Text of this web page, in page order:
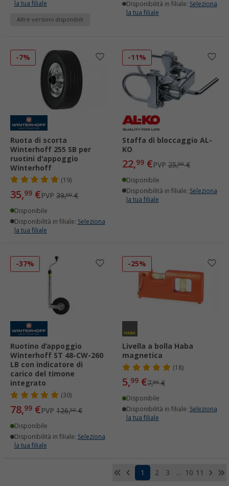
la tua filiale
Altre versioni disponibili
Disponibilità in filiale: Seleziona
la tua filiale
-7%
Ruota di scorta
Winterhoff 255 SB per
ruotini d'appoggio
Winterhoff
(19)
35,99 €PVP 39,00€
Disponibile
Disponibilità in filiale: Seleziona
la tua filiale
-11%
Staffa di bloccaggio AL-
KO
22,99 €PVP 25,99€
Disponibile
Disponibilità in filiale: Seleziona
la tua filiale
-37%
Ruotino d‘appoggio
Winterhoff ST 48-CW-260
LB con indicatore di
carico del timone
integrato
(30)
78,99 €PVP 126,50€
Disponibile
Disponibilità in filiale: Seleziona
la tua filiale
-25%
Livella a bolla Haba
magnetica
(18)
5,99 €7,99€
Disponibile
Disponibilità in filiale: Seleziona
la tua filiale
1 2 3 ... 10 11